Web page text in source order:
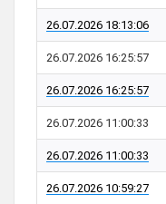
26.07.2026 18:13:06
26.07.2026 16:25:57
26.07.2026 16:25:57
26.07.2026 11:00:33
26.07.2026 11:00:33
26.07.2026 10:59:27